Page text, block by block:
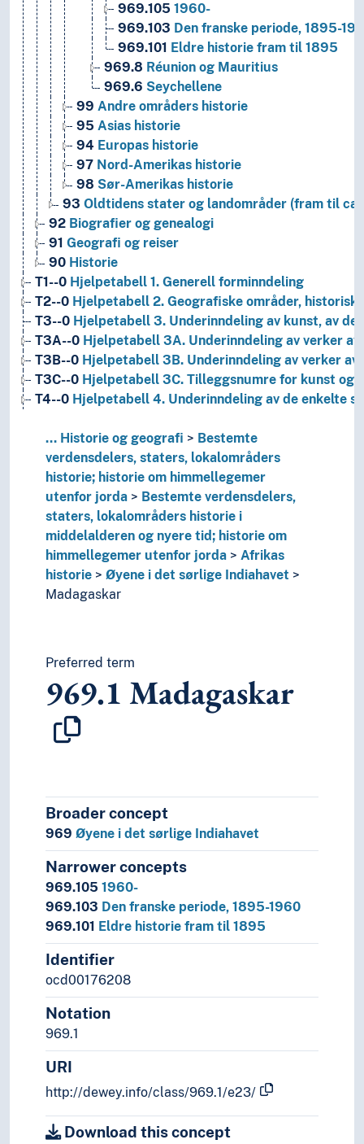
969.105 1960-
969.103 Den franske periode, 1895-
969.101 Eldre historie fram til 1895
969.8 Réunion og Mauritius
969.6 Seychellene
99 Andre områders historie
95 Asias historie
94 Europas historie
97 Nord-Amerikas historie
98 Sør-Amerikas historie
93 Oldtidens stater og landområder (fram til
92 Biografier og genealogi
91 Geografi og reiser
90 Historie
T1--0 Hjelpetabell 1. Generell forminndeling
T2--0 Hjelpetabell 2. Geografiske områder,
T3--0 Hjelpetabell 3. Underinndeling av kunst, av
T3A--0 Hjelpetabell 3A. Underinndeling av verker
T3B--0 Hjelpetabell 3B. Underinndeling av verker
T3C--0 Hjelpetabell 3C. Tilleggsnumre for kunst og
T4--0 Hjelpetabell 4. Underinndeling av de enkelte
T6--0 Hjelpetabell 6. Språk
Informatikk, informasjon og generelle verker
Kunst og fritid
Litteratur
Naturvitenskap
Religion
Samfunnsvitenskap
Språk
Teknologi
... Historie og geografi
Bestemte
verdensdelers, staters, lokalområders
historie; historie om himmellegemer
utenfor jorda
Bestemte verdensdelers,
staters, lokalområders historie i
middelalderen og nyere tid; historie om
himmellegemer utenfor jorda
Afrikas
historie
Øyene i det sørlige Indiahavet
Madagaskar
Preferred term
969.1 Madagaskar
Broader concept
969 Øyene i det sørlige Indiahavet
Narrower concepts
969.105 1960-
969.103 Den franske periode, 1895-1960
969.101 Eldre historie fram til 1895
Identifier
ocd00176208
Notation
969.1
URI
http://dewey.info/class/969.1/e23/
Download this concept